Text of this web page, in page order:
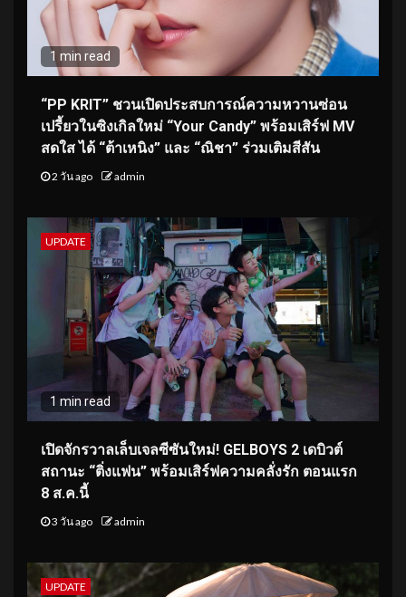
1 min read
“PP KRIT” ชวนเปิดประสบการณ์ความหวานซ่อน
เปรี้ยวในซิงเกิลใหม่ “Your Candy” พร้อมเสิร์ฟ MV
สดใส ได้ “ต้าเหนิง” และ “ณิชา” ร่วมเติมสีสัน
2 วัน ago admin
UPDATE
1 min read
เปิดจักรวาลเล็บเจลซีซันใหม่! GELBOYS 2 เดบิวต์
สถานะ “ติ่งแฟน” พร้อมเสิร์ฟความคลั่งรัก ตอนแรก
8 ส.ค.นี้
3 วัน ago admin
UPDATE